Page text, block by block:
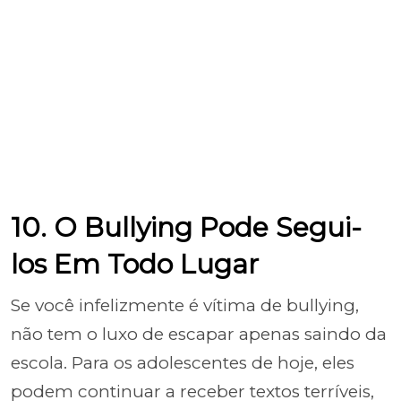
10. O Bullying Pode Segui-
los Em Todo Lugar
Se você infelizmente é vítima de bullying,
não tem o luxo de escapar apenas saindo da
escola. Para os adolescentes de hoje, eles
podem continuar a receber textos terríveis,